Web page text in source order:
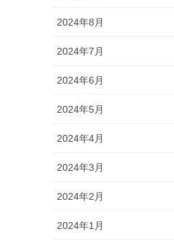
2024年8月
2024年7月
2024年6月
2024年5月
2024年4月
2024年3月
2024年2月
2024年1月